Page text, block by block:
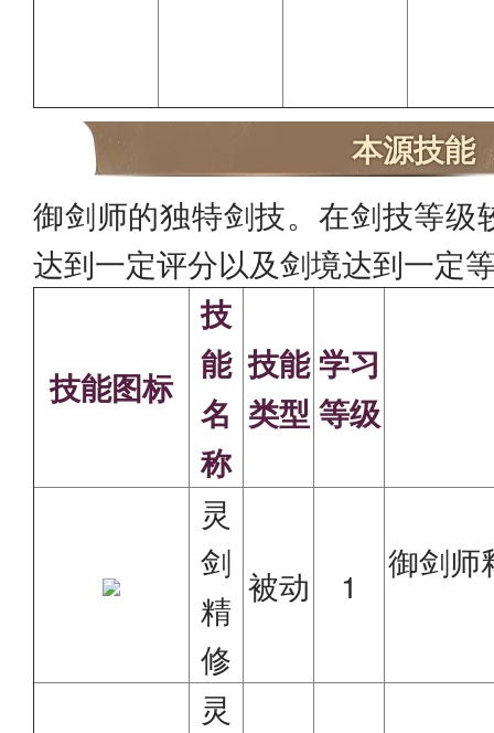
本源技能
御剑师的独特剑技。在剑技等级
达到一定评分以及剑境达到一定
技能图标
技
能
名
称
技能
类型
学习
等级
灵
剑
精
修
被动 1
御剑师
灵